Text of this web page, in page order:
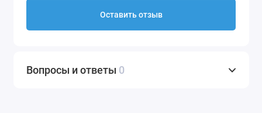
Оставить отзыв
Вопросы и ответы 0